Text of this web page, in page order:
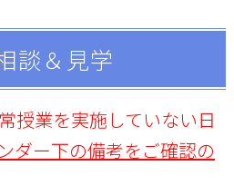
談＆見学
授業を実施していない日
ダー下の備考をご確認の